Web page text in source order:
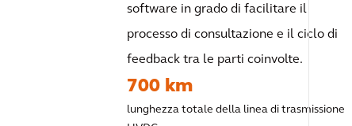
software in grado di facilitare il
processo di consultazione e il ciclo di
feedback tra le parti coinvolte.
700 km
lunghezza totale della linea di trasmissione